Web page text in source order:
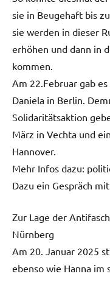
sie in Beugehaft bis
sie werden in dieser
erhöhen und dann in
kommen.
Am 22.Februar gab
Daniela in Berlin.
Solidaritätsaktion
März in Vechta und
Hannover.
Mehr Infos dazu:
Dazu ein Gespräch
Zur Lage der
Nürnberg
Am 20. Januar 2025
ebenso wie Hanna im